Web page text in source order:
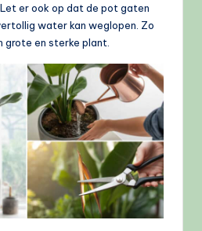
er ook op dat de pot gaten
water kan weglopen. Zo
grote en sterke plant.